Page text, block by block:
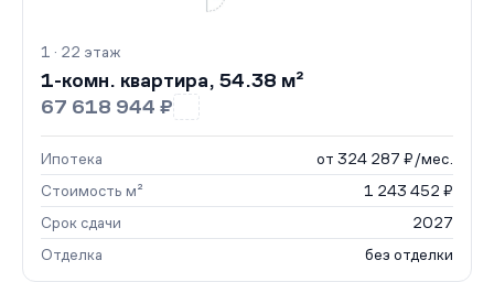
1 · 22 этаж
1-комн. квартира, 54.38 м²
67 618 944 ₽
Ипотека
от 324 287 ₽/мес.
Стоимость м²
1 243 452 ₽
Срок сдачи
2027
Отделка
без отделки